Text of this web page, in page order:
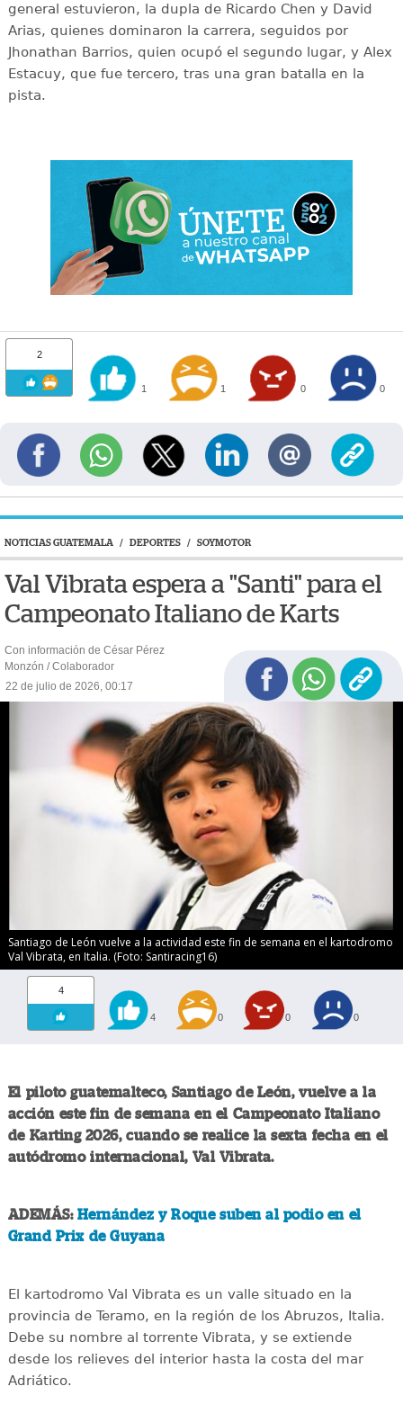
general estuvieron, la dupla de Ricardo Chen y David
Arias, quienes dominaron la carrera, seguidos por
Jhonathan Barrios, quien ocupó el segundo lugar, y Alex
Estacuy, que fue tercero, tras una gran batalla en la
pista.
2
1 1 0 0
NOTICIAS GUATEMALA / DEPORTES / SOYMOTOR
Val Vibrata espera a "Santi" para el
Campeonato Italiano de Karts
Con información de César Pérez
Monzón / Colaborador
22 de julio de 2026, 00:17
Santiago de León vuelve a la actividad este fin de semana en el kartodromo
Val Vibrata, en Italia. (Foto: Santiracing16)
4
4 0 0 0
El piloto guatemalteco, Santiago de León, vuelve a la
acción este fin de semana en el Campeonato Italiano
de Karting 2026, cuando se realice la sexta fecha en el
autódromo internacional, Val Vibrata.
ADEMÁS: Hernández y Roque suben al podio en el
Grand Prix de Guyana
El kartodromo Val Vibrata es un valle situado en la
provincia de Teramo, en la región de los Abruzos, Italia.
Debe su nombre al torrente Vibrata, y se extiende
desde los relieves del interior hasta la costa del mar
Adriático.